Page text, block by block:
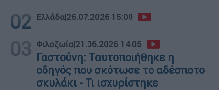
02 Ελλάδα|26.07.2026 15:00
03 Φιλοζωία|21.06.2026 14:05
Γαστούνη: Ταυτοποιήθηκε η
οδηγός που σκότωσε το αδέσποτο
σκυλάκι - Τι ισχυρίστηκε